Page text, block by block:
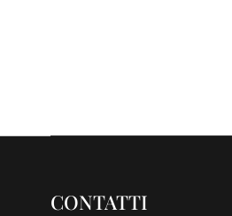
CONTATTI